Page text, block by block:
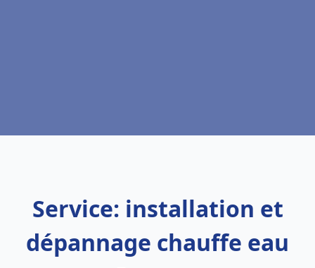
Service: installation et
dépannage chauffe eau